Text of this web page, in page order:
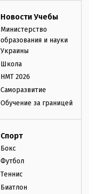
Новости Учебы
Министерство
образования и науки
Украины
Школа
НМТ 2026
Саморазвитие
Обучение за границей
Спорт
Бокс
Футбол
Теннис
Биатлон